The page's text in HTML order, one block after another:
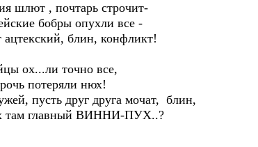
шлют , почтарь строчит-
бобры опухли все -
блин, конфликт!
ох...ли точно все,
потеряли нюх!
пусть друг друга мочат, блин,
там главный ВИННИ-ПУХ..?